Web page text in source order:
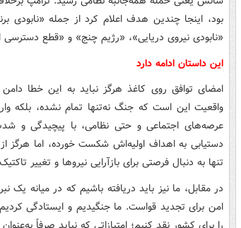
بود، اینجا چندین هدف اعلام کرد از جمله «نابودی
«نابودی نیروی دریایی»، «رژیم چنج» و «قطع دسترسی
این داستان ادامه دارد
امضای توافق روی کاغذ هرگز نباید به این خطا
واقعیت این است که جنگ نه‌تنها تمام نشده،
عرصه‌های اجتماعی و حتی نظامی، با پیچیدگی و
دستیابی به اهداف اولیه‌اش شکست خورده، اما هرگز
تنها به دنبال فرصتی برای بازآرایی نیروها و تغییر
در مقابل، ما نیز باید دریافته باشیم که در میانه
امن برای تجدید قواست. ما جنگیدیم و ایستادگی کردیم
را برای کشور نقد کنیم؛ امتیازاتی که نباید صرفاً